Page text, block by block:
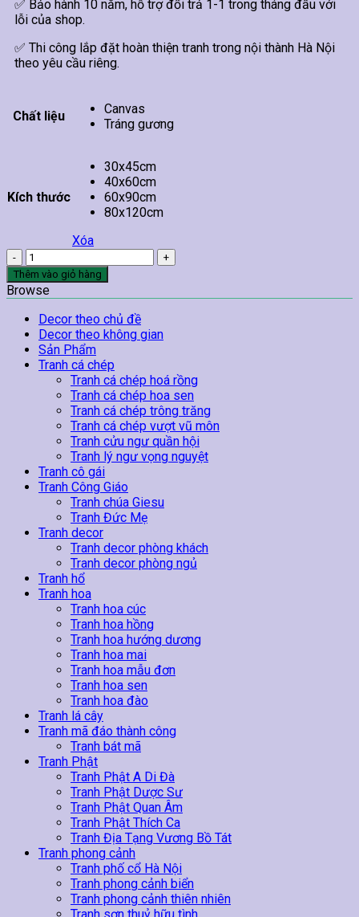
✅ Bảo hành 10 năm, hỗ trợ đổi trả 1-1 trong tháng đầu với
lỗi của shop.
✅ Thi công lắp đặt hoàn thiện tranh trong nội thành Hà Nội
theo yêu cầu riêng.
Chất liệu
Canvas
Tráng gương
Kích thước
30x45cm
40x60cm
60x90cm
80x120cm
Xóa
Tranh
Cô
Gái
Treo
Tường
08
số
lượng
Thêm vào giỏ hàng
Browse
Decor theo chủ đề
Decor theo không gian
Sản Phẩm
Tranh cá chép
Tranh cá chép hoá rồng
Tranh cá chép hoa sen
Tranh cá chép trông trăng
Tranh cá chép vượt vũ môn
Tranh cửu ngư quần hội
Tranh lý ngư vọng nguyệt
Tranh cô gái
Tranh Công Giáo
Tranh chúa Giesu
Tranh Đức Mẹ
Tranh decor
Tranh decor phòng khách
Tranh decor phòng ngủ
Tranh hổ
Tranh hoa
Tranh hoa cúc
Tranh hoa hồng
Tranh hoa hướng dương
Tranh hoa mai
Tranh hoa mẫu đơn
Tranh hoa sen
Tranh hoa đào
Tranh lá cây
Tranh mã đáo thành công
Tranh bát mã
Tranh Phật
Tranh Phật A Di Đà
Tranh Phật Dược Sư
Tranh Phật Quan Âm
Tranh Phật Thích Ca
Tranh Địa Tạng Vương Bồ Tát
Tranh phong cảnh
Tranh phố cổ Hà Nội
Tranh phong cảnh biển
Tranh phong cảnh thiên nhiên